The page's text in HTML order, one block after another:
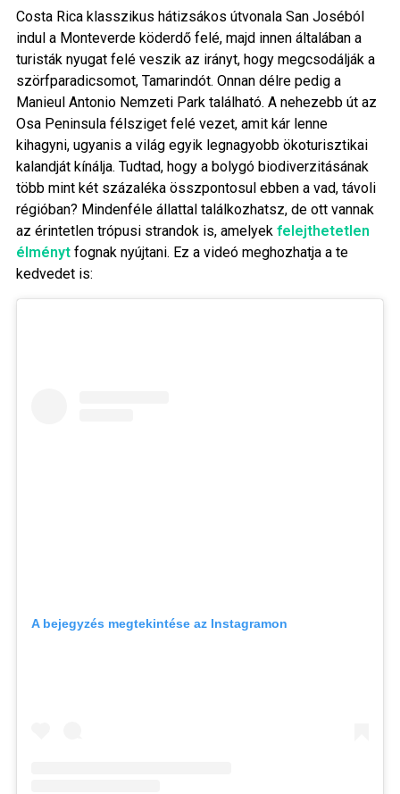
Costa Rica klasszikus hátizsákos útvonala San Joséból
indul a Monteverde köderdő felé, majd innen általában a
turisták nyugat felé veszik az irányt, hogy megcsodálják a
szörfparadicsomot, Tamarindót. Onnan délre pedig a
Manieul Antonio Nemzeti Park található. A nehezebb út az
Osa Peninsula félsziget felé vezet, amit kár lenne
kihagyni, ugyanis a világ egyik legnagyobb ökoturisztikai
kalandját kínálja. Tudtad, hogy a bolygó biodiverzitásának
több mint két százaléka összpontosul ebben a vad, távoli
régióban? Mindenféle állattal találkozhatsz, de ott vannak
az érintetlen trópusi strandok is, amelyek felejthetetlen
élménytfognak nyújtani. Ez a videó meghozhatja a te
kedvedet is:
A bejegyzés megtekintése az Instagramon